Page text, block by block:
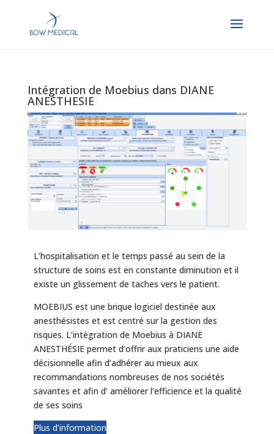
Intégration de Moebius dans DIANE
ANESTHESIE
L’hospitalisation et le temps passé au sein de la
structure de soins est en constante diminution et il
existe un glissement de taches vers le patient.
MOEBIUS est une brique logiciel destinée aux
anesthésistes et est centré sur la gestion des
risques. L’intégration de Moebius à DIANE
ANESTHÉSIE permet d’offrir aux praticiens une aide
décisionnelle afin d’adhérer au mieux aux
recommandations nombreuses de nos sociétés
savantes et afin d’ améliorer l’efficience et la qualité
de ses soins
Plus d’information